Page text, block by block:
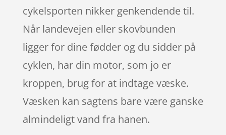
cykelsporten nikker genkendende til.
Når landevejen eller skovbunden
ligger for dine fødder og du sidder på
cyklen, har din motor, som jo er
kroppen, brug for at indtage væske.
Væsken kan sagtens bare være ganske
almindeligt vand fra hanen.